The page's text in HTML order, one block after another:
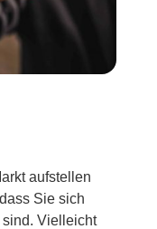
aufstellen
Sie sich
Vielleicht